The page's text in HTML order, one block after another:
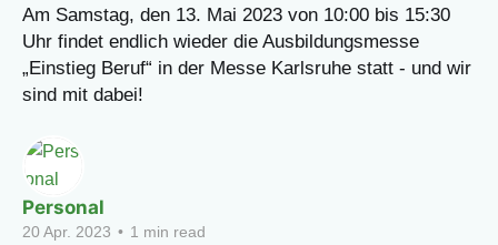
Am Samstag, den 13. Mai 2023 von 10:00 bis 15:30
Uhr findet endlich wieder die Ausbildungsmesse
„Einstieg Beruf“ in der Messe Karlsruhe statt - und wir
sind mit dabei!
Personal
20 Apr. 2023 • 1 min read